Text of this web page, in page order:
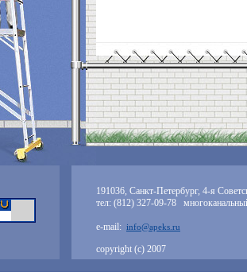
191036, Санкт-Петербург, 4-я
тел: (812) 327-09-78
e-mail: info@apeks.ru
copyright (с) 2007